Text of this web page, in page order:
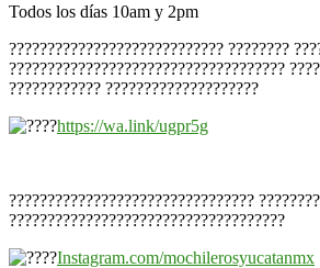
Todos los días 10am y 2pm
???????????????????????????? ????????
????????????????????????????????????
???????????? ????????????????????
https://wa.link/ugpr5g
???????????????????????????????? ????????
????????????????????????????????????
Instagram.com/mochilerosyucatanmx